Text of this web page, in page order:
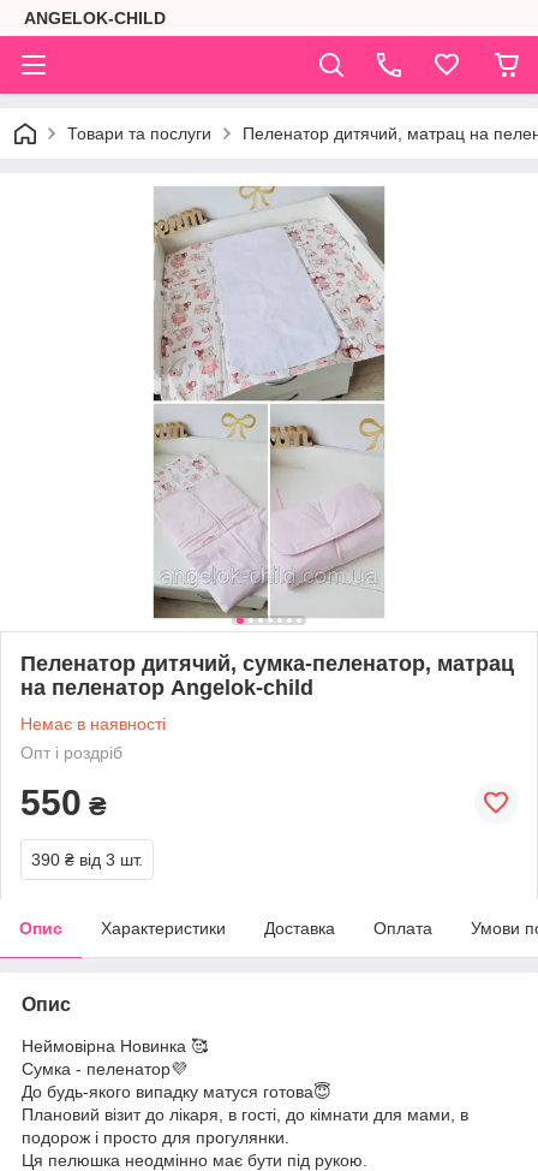
ANGELOK-CHILD
Товари та послуги Пеленатор дитячий, матрац на
Пеленатор дитячий, сумка-пеленатор, матрац
на пеленатор Angelok-child
Немає в наявності
Опт і роздріб
550 ₴
390 ₴ від 3 шт.
Опис Характеристики Доставка Оплата Умови
Опис
Неймовірна Новинка 🥰
Сумка - пеленатор💜
До будь-якого випадку матуся готова😇
Плановий візит до лікаря, в гості, до кімнати для мами, в
подорож і просто для прогулянки.
Ця пелюшка неодмінно має бути під рукою.